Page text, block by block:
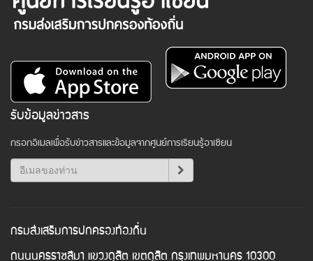
รับข้อมูลข่าวสาร
กรอกอีเมลเพื่อรับข่าวสารและข้อมูลจากศูนย์การเรียนรู้อาเซียน
กรมส่งเสริมการปกครองท้องถิ่น
ถนนนครราชสีมา แขวงดุสิต เขตดุสิต กรุงเทพมหานคร 10300